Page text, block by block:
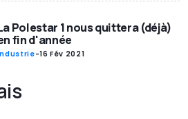
Polestar 1 nous quittera (déjà)
fin d'année
-16 Fév 2021